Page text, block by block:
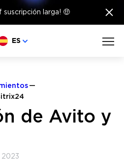
suscripción larga! 🤑 ×
lengua
ES
de Avito y
2023